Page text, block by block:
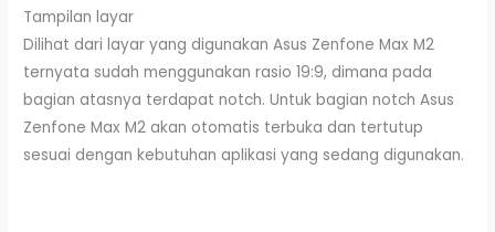
Tampilan layar
Dilihat dari layar yang digunakan Asus Zenfone Max M2
ternyata sudah menggunakan rasio 19:9, dimana pada
bagian atasnya terdapat notch. Untuk bagian notch Asus
Zenfone Max M2 akan otomatis terbuka dan tertutup
sesuai dengan kebutuhan aplikasi yang sedang digunakan.